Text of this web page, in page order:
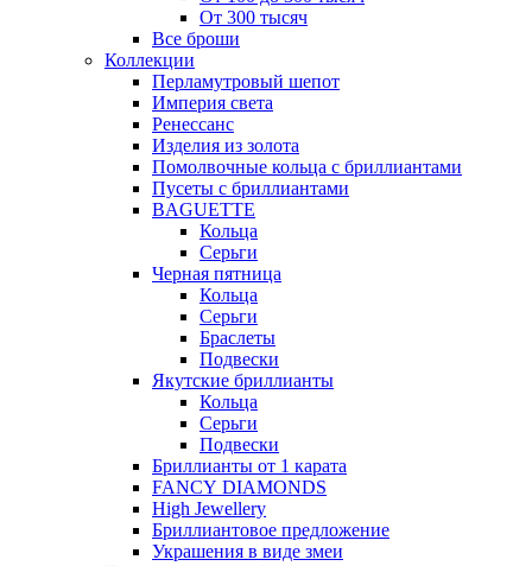
От 300 тысяч
Все броши
Коллекции
Перламутровый шепот
Империя света
Ренессанс
Изделия из золота
Помолвочные кольца с бриллиантами
Пусеты с бриллиантами
BAGUETTE
Кольца
Серьги
Черная пятница
Кольца
Серьги
Браслеты
Подвески
Якутские бриллианты
Кольца
Серьги
Подвески
Бриллианты от 1 карата
FANCY DIAMONDS
High Jewellery
Бриллиантовое предложение
Украшения в виде змеи